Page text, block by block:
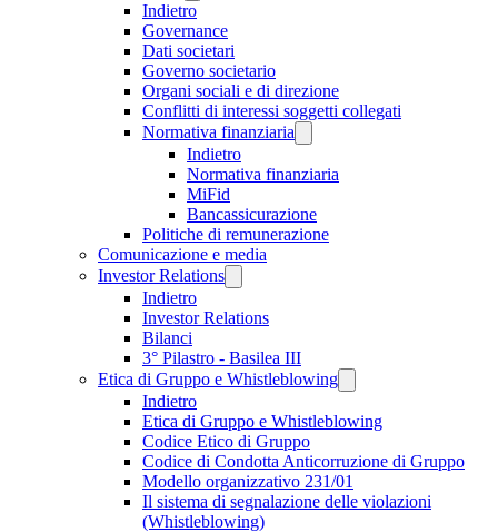
Indietro
Governance
Dati societari
Governo societario
Organi sociali e di direzione
Conflitti di interessi soggetti collegati
Normativa finanziaria
Indietro
Normativa finanziaria
MiFid
Bancassicurazione
Politiche di remunerazione
Comunicazione e media
Investor Relations
Indietro
Investor Relations
Bilanci
3° Pilastro - Basilea III
Etica di Gruppo e Whistleblowing
Indietro
Etica di Gruppo e Whistleblowing
Codice Etico di Gruppo
Codice di Condotta Anticorruzione di Gruppo
Modello organizzativo 231/01
Il sistema di segnalazione delle violazioni
(Whistleblowing)